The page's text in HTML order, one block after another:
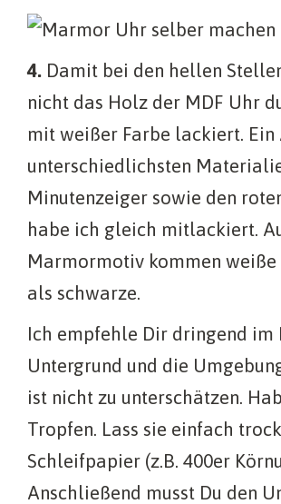
4. Damit bei den hellen
nicht das Holz der MDF Uhr
mit weißer Farbe lackiert.
unterschiedlichsten
Minutenzeiger sowie den
habe ich gleich mitlackiert.
Marmormotiv kommen
als schwarze.
Ich empfehle Dir dringend im
Untergrund und die
ist nicht zu unterschätzen.
Tropfen. Lass sie einfach
Schleifpapier (z.B. 400er
Anschließend musst Du den